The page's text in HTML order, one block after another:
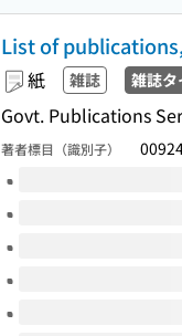
List of
紙 雑誌 雑誌
Govt. Publications
著者標目（識別子）
このタイトルの巻号